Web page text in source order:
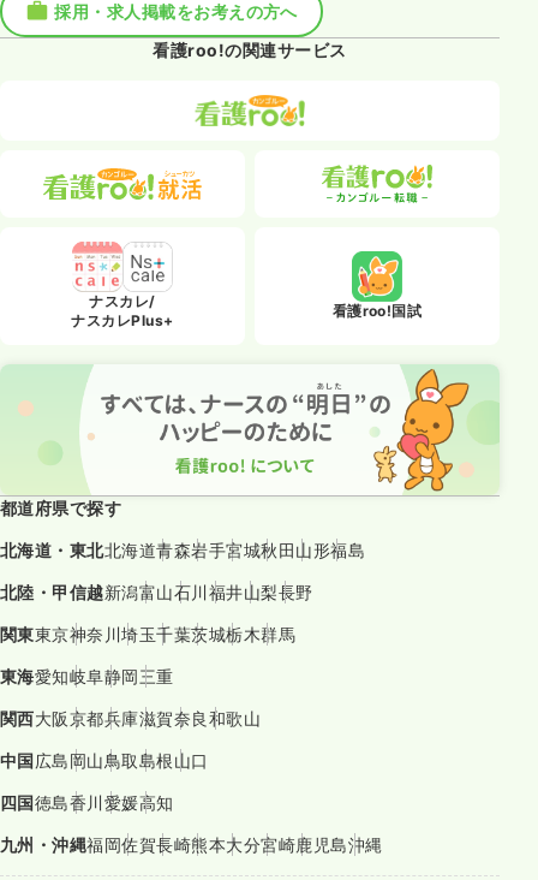
採用・求人掲載をお考えの方へ
看護roo!の関連サービス
ナスカレ/
ナスカレPlus+
看護roo!国試
都道府県で探す
北海道・東北北海道青森岩手宮城秋田山形福島
北陸・甲信越新潟富山石川福井山梨長野
関東東京神奈川埼玉千葉茨城栃木群馬
東海愛知岐阜静岡三重
関西大阪京都兵庫滋賀奈良和歌山
中国広島岡山鳥取島根山口
四国徳島香川愛媛高知
九州・沖縄福岡佐賀長崎熊本大分宮崎鹿児島沖縄